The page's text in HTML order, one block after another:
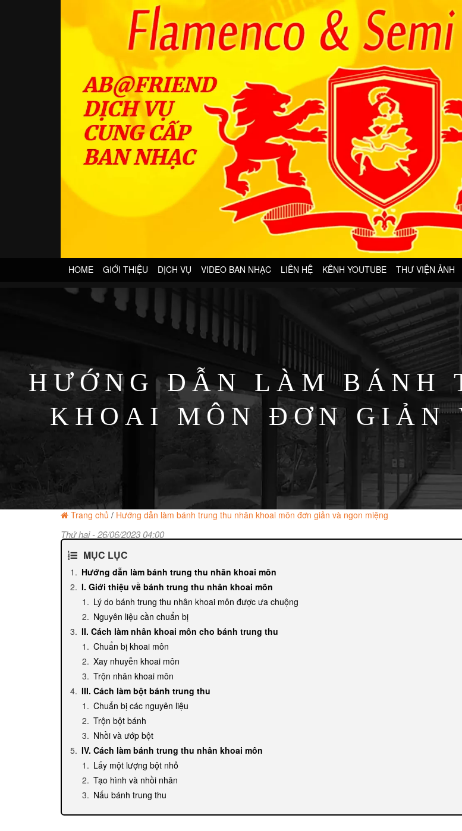
HOME GIỚI THIỆU DỊCH VỤ VIDEO BAN NHẠC LIÊN HỆ KÊNH YOUTUBE THƯ VIỆN ẢNH
HƯỚNG DẪN LÀM BÁNH
KHOAI MÔN ĐƠN GIẢN
Trang chủ / Hướng dẫn làm bánh trung thu nhân khoai môn đơn giản và ngon miệng
Thứ hai - 26/06/2023 04:00
MỤC LỤC
Hướng dẫn làm bánh trung thu nhân khoai môn
I. Giới thiệu về bánh trung thu nhân khoai môn
Lý do bánh trung thu nhân khoai môn được ưa chuộng
Nguyên liệu cần chuẩn bị
II. Cách làm nhân khoai môn cho bánh trung thu
Chuẩn bị khoai môn
Xay nhuyễn khoai môn
Trộn nhân khoai môn
III. Cách làm bột bánh trung thu
Chuẩn bị các nguyên liệu
Trộn bột bánh
Nhồi và ướp bột
IV. Cách làm bánh trung thu nhân khoai môn
Lấy một lượng bột nhỏ
Tạo hình và nhồi nhân
Nấu bánh trung thu